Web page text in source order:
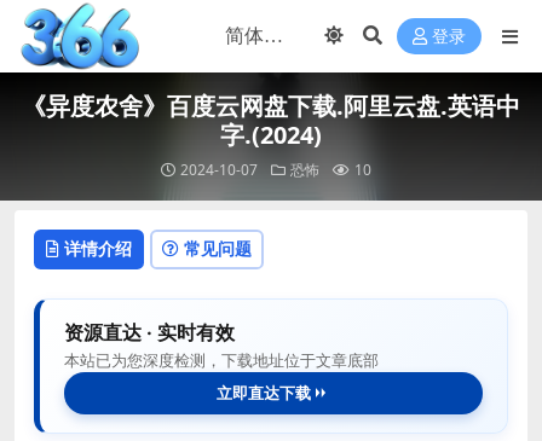
登录
《异度农舍》百度云网盘下载.阿里云盘.英语中
字.(2024)
2024-10-07 恐怖 10
详情介绍 常见问题
资源直达 · 实时有效
本站已为您深度检测，下载地址位于文章底部
立即直达下载